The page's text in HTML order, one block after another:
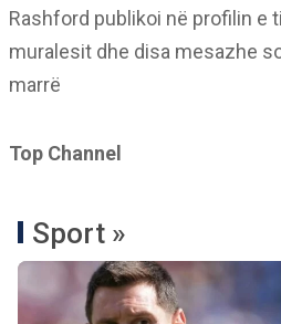
Rashford publikoi në profilin e
muralesit dhe disa mesazhe
marrë
Top Channel
Sport »